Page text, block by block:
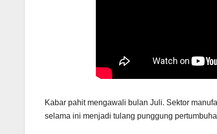
Kabar pahit mengawali bulan Juli. Sektor
selama ini menjadi tulang punggung